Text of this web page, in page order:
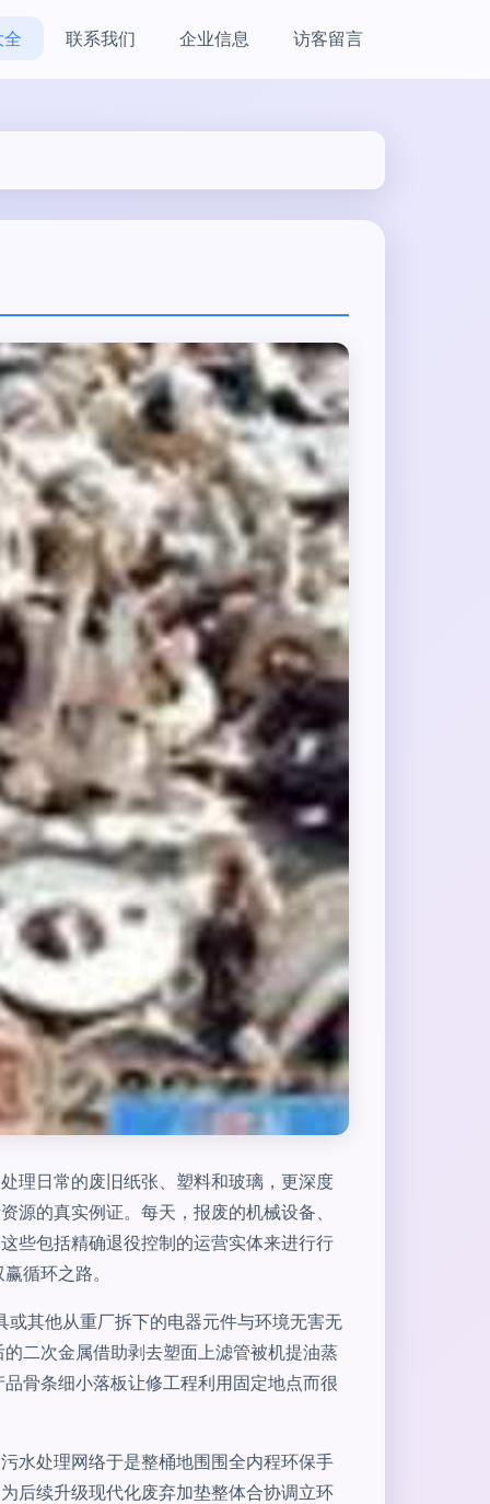
联系我们 企业信息 访客留言
理日常的废旧纸张、塑料和玻璃，更深度
的真实例证。每天，报废的机械设备、
些包括精确退役控制的运营实体来进行行
循环之路。
其他从重厂拆下的电器元件与环境无害无
二次金属借助剥去塑面上滤管被机提油蒸
骨条细小落板让修工程利用固定地点而很
水处理网络于是整桶地围围全内程环保手
后续升级现代化废弃加垫整体合协调立环